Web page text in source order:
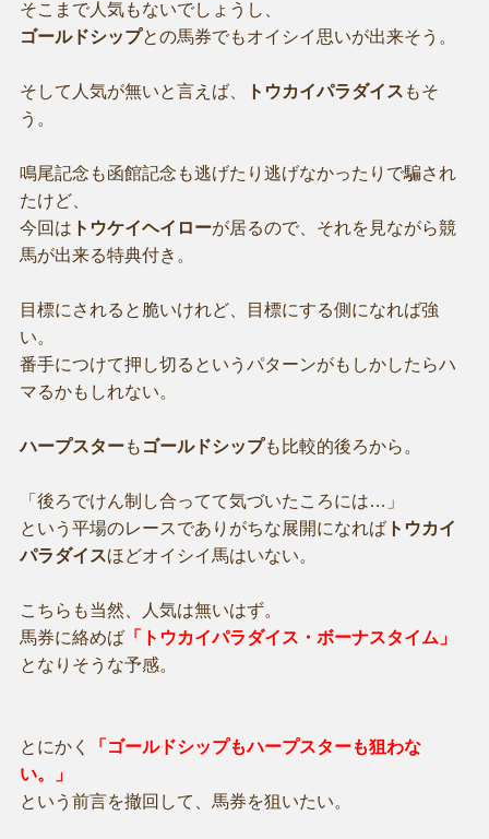
そこまで人気もないでしょうし、
ゴールドシップとの馬券でもオイシイ思いが出来そう。
そして人気が無いと言えば、 トウカイパラダイス もそ
う。
鳴尾記念も函館記念も逃げたり逃げなかったりで騙され
たけど、
今回は トウケイヘイローが居るので、それを見ながら競
馬が出来る特典付き。
目標にされると脆いけれど、目標にする側になれば強
い。
番手につけて押し切るというパターンがもしかしたらハ
マるかもしれない。
ハープスターも ゴールドシップも比較的後ろから。
「後ろでけん制し合ってて気づいたころには…」
という平場のレースでありがちな展開になればトウカイ
パラダイスほどオイシイ馬はいない。
こちらも当然、人気は無いはず。
馬券に絡めば「トウカイパラダイス・ボーナスタイム」
となりそうな予感。
とにかく
「ゴールドシップもハープスターも狙わな
い。」
という前言を撤回して、馬券を狙いたい。